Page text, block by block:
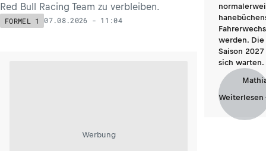
Red Bull Racing Team zu verbleiben.
FORMEL 1 07.08.2026 - 11:04
Werbung
werden. Die
Saison
sich warten.
Weiterlesen